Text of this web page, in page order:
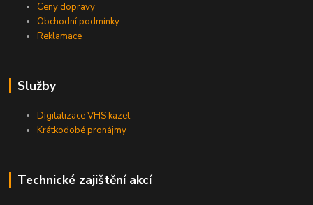
Ceny dopravy
Obchodní podmínky
Reklamace
Služby
Digitalizace VHS kazet
Krátkodobé pronájmy
Technické zajištění akcí